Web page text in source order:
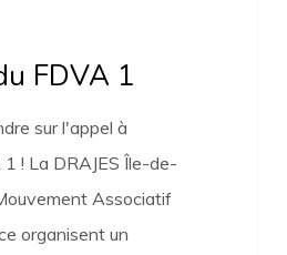
FDVA 1
sur l'appel à
! La DRAJES Île-de-
Associatif
organisent un